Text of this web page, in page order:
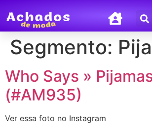
Segmento:
Who Says »
(#AM935)
Ver essa foto no Instagram